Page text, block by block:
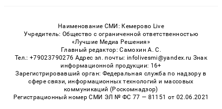
Наименование СМИ: Кемерово Live
Учредитель: Общество с ограниченной ответственностью
«Лучшие Медиа Решения»
Главный редактор: Самохин А. С.
Тел.: +79023790276 Адрес эл. почты: infolivesmi@yandex.ru Знак
информационной продукции: 16+
Зарегистрировавший орган: Федеральная служба по надзору в
сфере связи, информационных технологий и массовых
коммуникаций (Роскомнадзор)
Регистрационный номер СМИ ЭЛ № ФС 77 — 81151 от 02.06.2021